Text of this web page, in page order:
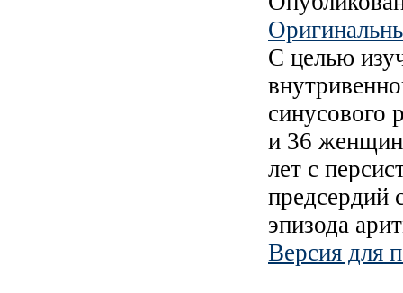
С целью
синусового
и 36
лет с
предсердий
эпизода
Версия для